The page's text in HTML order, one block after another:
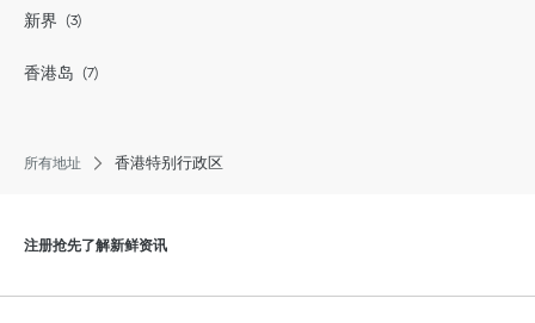
新界
香港岛
所有地址 香港特别行政区
点击展开或折叠内容
注册抢先了解新鲜资讯